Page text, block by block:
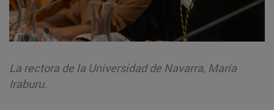
La rectora de la Universidad de Navarra, María
Iraburu.